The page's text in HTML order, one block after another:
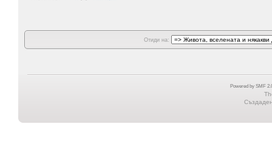
Отиди на:
Powered by SMF